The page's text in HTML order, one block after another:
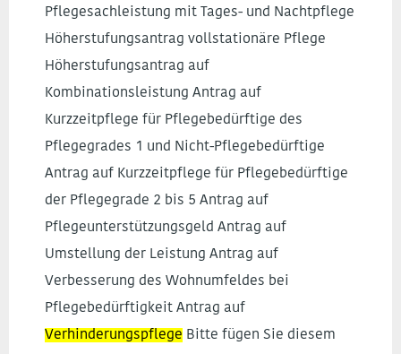
Pflegesachleistung mit Tages- und Nachtpflege
Höherstufungsantrag vollstationäre Pflege
Höherstufungsantrag auf
Kombinationsleistung Antrag auf
Kurzzeitpflege für Pflegebedürftige des
Pflegegrades 1 und Nicht-Pflegebedürftige
Antrag auf Kurzzeitpflege für Pflegebedürftige
der Pflegegrade 2 bis 5 Antrag auf
Pflegeunterstützungsgeld Antrag auf
Umstellung der Leistung Antrag auf
Verbesserung des Wohnumfeldes bei
Pflegebedürftigkeit Antrag auf
Verhinderungspflege Bitte fügen Sie diesem